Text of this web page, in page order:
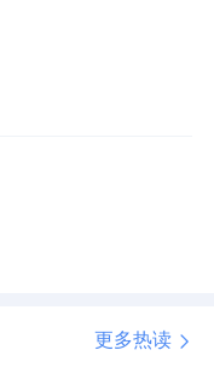
更多热读